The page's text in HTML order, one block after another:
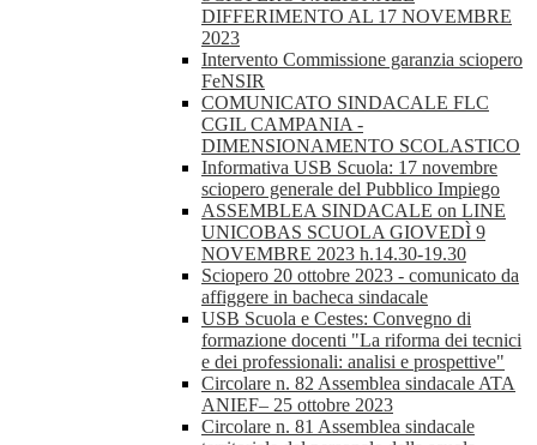
DIFFERIMENTO AL 17 NOVEMBRE
2023
Intervento Commissione garanzia sciopero
FeNSIR
COMUNICATO SINDACALE FLC
CGIL CAMPANIA -
DIMENSIONAMENTO SCOLASTICO
Informativa USB Scuola: 17 novembre
sciopero generale del Pubblico Impiego
ASSEMBLEA SINDACALE on LINE
UNICOBAS SCUOLA GIOVEDÌ 9
NOVEMBRE 2023 h.14.30-19.30
Sciopero 20 ottobre 2023 - comunicato da
affiggere in bacheca sindacale
USB Scuola e Cestes: Convegno di
formazione docenti "La riforma dei tecnici
e dei professionali: analisi e prospettive"
Circolare n. 82 Assemblea sindacale ATA
ANIEF– 25 ottobre 2023
Circolare n. 81 Assemblea sindacale